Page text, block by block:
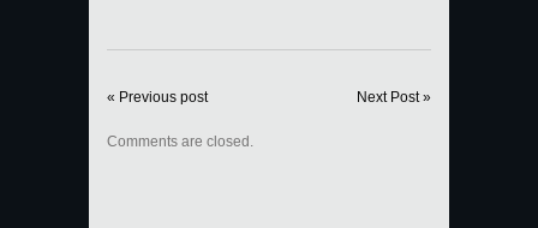
« Previous post Next Post »
Comments are closed.